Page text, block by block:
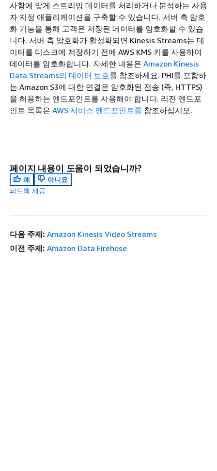
사항에 맞게 스트리밍 데이터를 처리하거나 분석하는 사용
자 지정 애플리케이션을 구축할 수 있습니다. 서버 측 암호
화 기능을 통해 고객은 저장된 데이터를 암호화할 수 있습
니다. 서버 측 암호화가 활성화되면 Kinesis Streams는 데
이터를 디스크에 저장하기 전에 AWS KMS 키를 사용하여
데이터를 암호화합니다. 자세한 내용은 Amazon Kinesis
Data Streams의 데이터 보호를 참조하세요. PHI를 포함하
는 Amazon S3에 대한 연결은 암호화된 전송 (즉, HTTPS)
을 허용하는 엔드포인트를 사용해야 합니다. 리전 엔드포
인트 목록은 AWS 서비스 엔드포인트를 참조하십시오.
페이지 내용이 도움이 되었습니까?
예
아니요
피드백 제공
다음 주제: Amazon Kinesis Video Streams
이전 주제: Amazon Data Firehose